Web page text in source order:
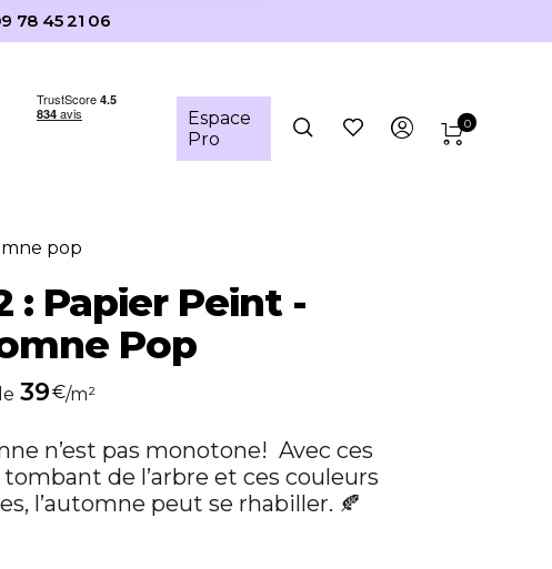
78 45 21 06
Espace
Pro
0
pop
: Papier Peint -
Pop
39€/m²
n’est pas monotone! Avec ces
de l’arbre et ces couleurs
l’automne peut se rhabiller. 🍂